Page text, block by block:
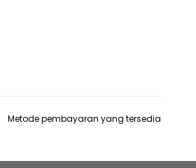
Metode pembayaran yang tersedia